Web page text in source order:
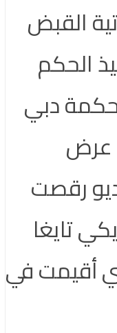
القبض
الحكم
دبي
عرض
رقصت
تايغا
أقيمت في